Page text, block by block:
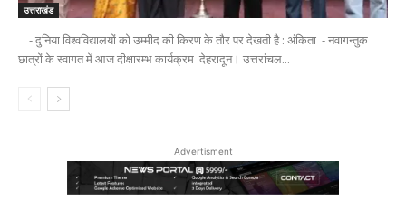
उत्तराखंड
- दुनिया विश्वविद्यालयों को उम्मीद की किरण के तौर पर देखती है : अंकिता - नवागन्तुक
छात्रों के स्वागत में आज दीक्षारम्भ कार्यक्रम देहरादून। उत्तरांचल...
Advertisment